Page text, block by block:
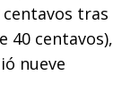
tras
40 centavos),
nueve